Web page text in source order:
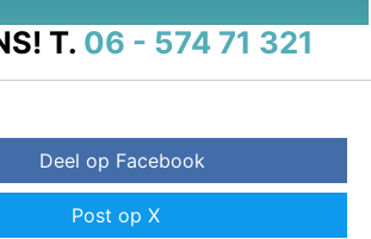
T. 06 - 574 71 321
Deel op Facebook
Post op X